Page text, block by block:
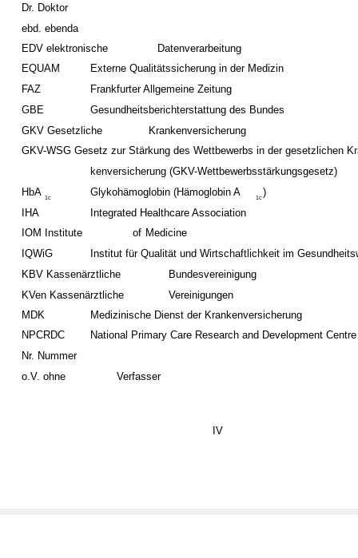
IV
Dr. Doktor
ebd. ebenda
EDV elektronische
Datenverarbeitung
EQUAM
Externe Qualitätssicherung in der Medizin
FAZ
Frankfurter Allgemeine Zeitung
GBE
Gesundheitsberichterstattung des Bundes
GKV Gesetzliche
Krankenversicherung
GKV-WSG Gesetz zur Stärkung des Wettbewerbs in der gesetzlichen
kenversicherung (GKV-Wettbewerbsstärkungsgesetz)
HbA
1c
Glykohämoglobin (Hämoglobin A
1c
)
IHA
Integrated Healthcare Association
IOM Institute
of Medicine
IQWiG
Institut für Qualität und Wirtschaftlichkeit im
KBV Kassenärztliche
Bundesvereinigung
KVen Kassenärztliche
Vereinigungen
MDK
Medizinische Dienst der Krankenversicherung
NPCRDC
National Primary Care Research and Development Centre
Nr. Nummer
o.V. ohne
Verfasser